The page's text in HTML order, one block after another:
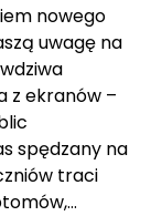
nowego
uwagę na
z ekranów –
spędzany na
traci